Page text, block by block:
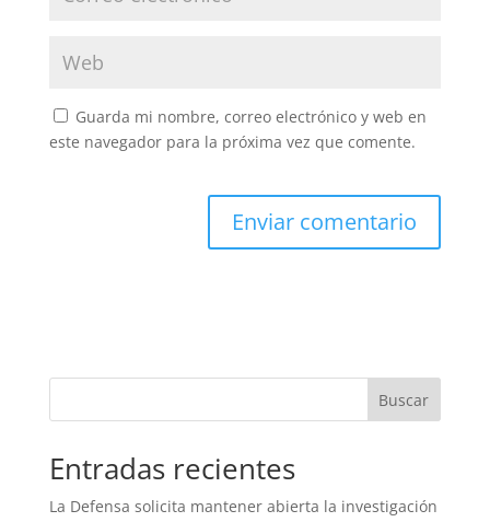
Guarda mi nombre, correo electrónico y web en
este navegador para la próxima vez que comente.
Buscar
Entradas recientes
La Defensa solicita mantener abierta la investigación